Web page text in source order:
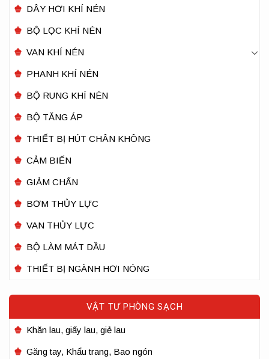
DÂY HƠI KHÍ NÉN
BỘ LỌC KHÍ NÉN
VAN KHÍ NÉN
PHANH KHÍ NÉN
BỘ RUNG KHÍ NÉN
BỘ TĂNG ÁP
THIẾT BỊ HÚT CHÂN KHÔNG
CẢM BIẾN
GIẢM CHẤN
BƠM THỦY LỰC
VAN THỦY LỰC
BỘ LÀM MÁT DẦU
THIẾT BỊ NGÀNH HƠI NÓNG
VẬT TƯ PHÒNG SẠCH
Khăn lau, giấy lau, giẻ lau
Găng tay, Khẩu trang, Bao ngón